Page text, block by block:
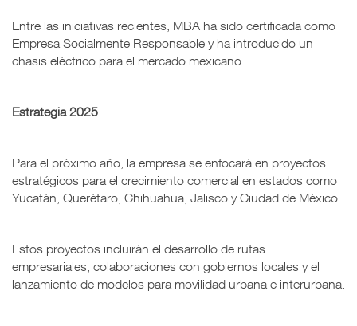
Entre las iniciativas recientes, MBA ha sido certificada como
Empresa Socialmente Responsable y ha introducido un
chasis eléctrico para el mercado mexicano.
Estrategia 2025
Para el próximo año, la empresa se enfocará en proyectos
estratégicos para el crecimiento comercial en estados como
Yucatán, Querétaro, Chihuahua, Jalisco y Ciudad de México.
Estos proyectos incluirán el desarrollo de rutas
empresariales, colaboraciones con gobiernos locales y el
lanzamiento de modelos para movilidad urbana e interurbana.